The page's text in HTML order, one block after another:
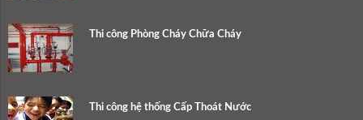
Thi công Phòng Cháy Chữa Cháy
Thi công hệ thống Cấp Thoát Nước